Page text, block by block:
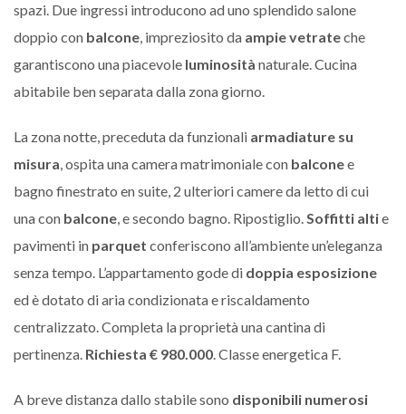
spazi. Due ingressi introducono ad uno splendido salone
doppio con balcone, impreziosito da ampie vetrateche
garantiscono una piacevole luminosità naturale. Cucina
abitabile ben separata dalla zona giorno.
La zona notte, preceduta da funzionali armadiature su
misura, ospita una camera matrimoniale con balconee
bagno finestrato en suite, 2 ulteriori camere da letto di cui
una con balcone, e secondo bagno. Ripostiglio.Soffitti altie
pavimenti in parquet conferiscono all’ambiente un’eleganza
senza tempo. L’appartamento gode di doppia esposizione
ed è dotato di aria condizionata e riscaldamento
centralizzato. Completa la proprietà una cantina di
pertinenza. Richiesta € 980.000. Classe energetica F.
A breve distanza dallo stabile sono disponibili numerosi